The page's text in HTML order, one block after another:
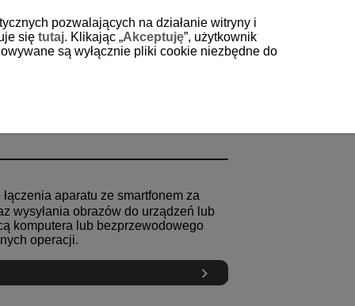
aparatu ze smartfonem za
wysyłania obrazów do urządzeń lub
komputera lub bezprzewodowego
operacji.
pozwalających na działanie witryny i
się tutaj. Klikając „Akceptuję”, użytkownik
są wyłącznie pliki cookie niezbędne do